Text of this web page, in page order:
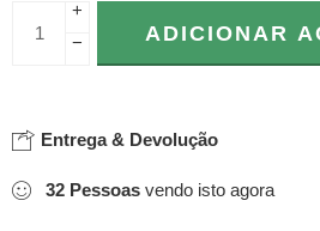
+
−
ADICIONAR
Entrega & Devolução
32 Pessoas vendo isto agora